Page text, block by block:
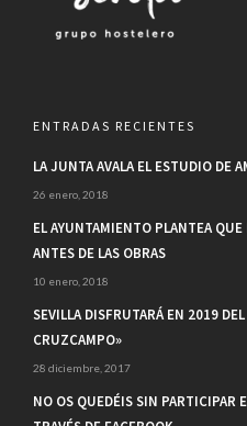
ENTRADAS RECIENTES
LA JUNTA AVALA EL ESTUDIO DE
26 enero, 2018
EL AYUNTAMIENTO PLANTEA
ANTES DE LAS OBRAS
10 enero, 2018
SEVILLA DISFRUTARÁ EN 2019
CRUZCAMPO»
28 diciembre, 2017
NO OS QUEDÉIS SIN PARTICIPAR